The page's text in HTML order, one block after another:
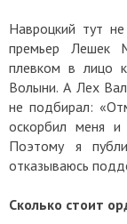
Навроцкий тут
премьер Лешек
плевком в лицо
Волыни. А Лех
не подбирал:
оскорбил меня и
Поэтому я
отказываюсь
Сколько стоит